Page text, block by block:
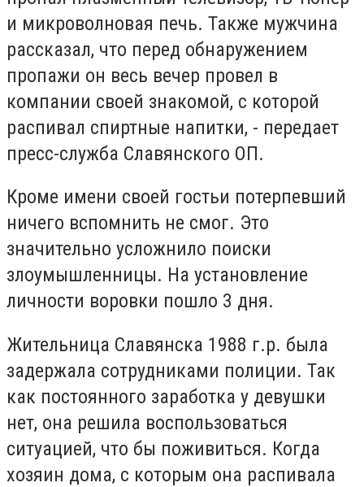
и микроволновая печь. Также мужчина
рассказал, что перед обнаружением
пропажи он весь вечер провел в
компании своей знакомой, с которой
распивал спиртные напитки, - передает
пресс-служба Славянского ОП.
Кроме имени своей гостьи потерпевший
ничего вспомнить не смог. Это
значительно усложнило поиски
злоумышленницы. На установление
личности воровки пошло 3 дня.
Жительница Славянска 1988 г.р. была
задержала сотрудниками полиции. Так
как постоянного заработка у девушки
нет, она решила воспользоваться
ситуацией, что бы поживиться. Когда
хозяин дома, с которым она распивала